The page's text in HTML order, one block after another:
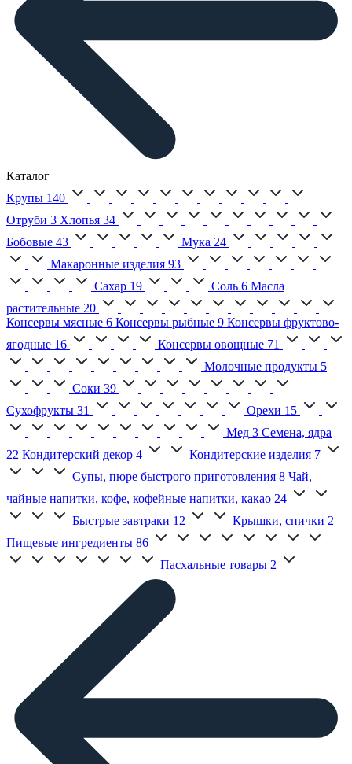
Каталог
Крупы 140
Отруби 3 Хлопья 34
Бобовые 43 Мука 24
Макаронные изделия 93
Сахар 19 Соль 6 Масла
растительные 20
Консервы мясные 6 Консервы рыбные 9 Консервы фруктово-
ягодные 16 Консервы овощные 71
Молочные продукты 5
Соки 39
Сухофрукты 31 Орехи 15
Мед 3 Семена, ядра
22 Кондитерский декор 4 Кондитерские изделия 7
Супы, пюре быстрого приготовления 8 Чай,
чайные напитки, кофе, кофейные напитки, какао 24
Быстрые завтраки 12 Крышки, спички 2
Пищевые ингредиенты 86
Пасхальные товары 2